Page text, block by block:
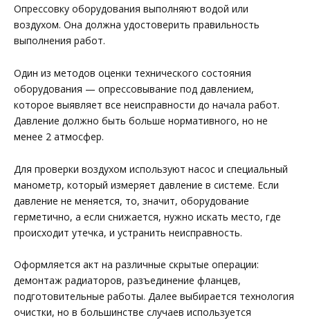
Опрессовку оборудования выполняют водой или
воздухом. Она должна удостоверить правильность
выполнения работ.
Один из методов оценки технического состояния
оборудования — опрессовывание под давлением,
которое выявляет все неисправности до начала работ.
Давление должно быть больше нормативного, но не
менее 2 атмосфер.
Для проверки воздухом используют насос и специальный
манометр, который измеряет давление в системе. Если
давление не меняется, то, значит, оборудование
герметично, а если снижается, нужно искать место, где
происходит утечка, и устранить неисправность.
Оформляется акт на различные скрытые операции:
демонтаж радиаторов, разъединение фланцев,
подготовительные работы. Далее выбирается технология
очистки, но в большинстве случаев используется